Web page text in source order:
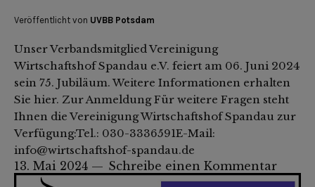
Veröffentlicht von UVBB Potsdam
Unser Verbandsmitglied Vereinigung
Wirtschaftshof Spandau e.V. feiert am 06. Juni 2024
sein 75. Jubiläum. Weitere Informationen erhalten
Sie hier. Zur Anmeldung Für weitere Fragen steht
Ihnen die Vereinigung Wirtschaftshof Spandau zur
Verfügung:Tel.: 030-3336591E-Mail:
info@wirtschaftshof-spandau.de
13. Mai 2024 Schreibe einen Kommentar